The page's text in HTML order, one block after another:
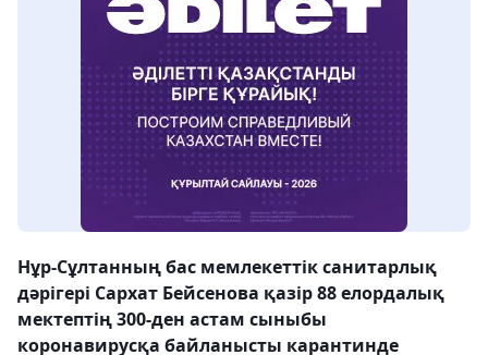
Нұр-Сұлтанның бас мемлекеттік санитарлық
дәрігері Сархат Бейсенова қазір 88 елордалық
мектептің 300-ден астам сыныбы
коронавирусқа байланысты карантинде